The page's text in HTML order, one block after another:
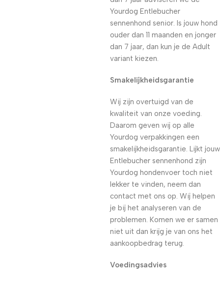
Yourdog Entlebucher
sennenhond senior. Is jouw hond
ouder dan 11 maanden en jonger
dan 7 jaar, dan kun je de Adult
variant kiezen.
Smakelijkheidsgarantie
Wij zijn overtuigd van de
kwaliteit van onze voeding.
Daarom geven wij op alle
Yourdog verpakkingen een
smakelijkheidsgarantie. Lijkt jouw
Entlebucher sennenhond zijn
Yourdog hondenvoer toch niet
lekker te vinden, neem dan
contact met ons op. Wij helpen
je bij het analyseren van de
problemen. Komen we er samen
niet uit dan krijg je van ons het
aankoopbedrag terug.
Voedingsadvies